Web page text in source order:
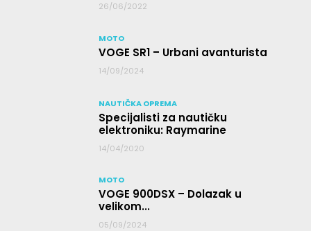
26/06/2022
MOTO
VOGE SR1 – Urbani avanturista
14/09/2024
NAUTIČKA OPREMA
Specijalisti za nautičku
elektroniku: Raymarine
14/04/2020
MOTO
VOGE 900DSX – Dolazak u
velikom...
05/09/2024